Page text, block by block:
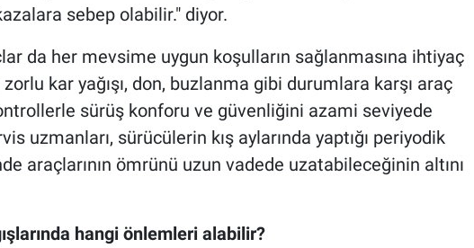
sebep olabilir." diyor.
da her mevsime uygun koşulların sağlanmasına ihtiyaç
kar yağışı, don, buzlanma gibi durumlara karşı araç
sürüş konforu ve güvenliğini azami seviyede
uzmanları, sürücülerin kış aylarında yaptığı periyodik
araçlarının ömrünü uzun vadede uzatabileceğinin altını
hangi önlemleri alabilir?